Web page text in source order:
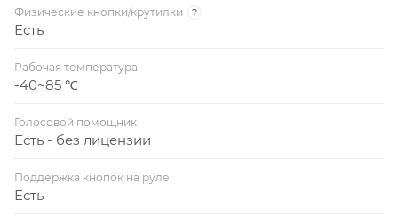
Физические кнопки/крутилки ?
Есть
Рабочая температура
-40~85 ℃
Голосовой помощник
Есть - без лицензии
Поддержка кнопок на руле
Есть